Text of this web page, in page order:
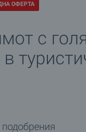
ОФЕРТА
с